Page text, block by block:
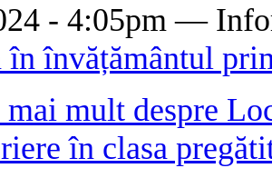
- 4:05pm —
în învățământul
mai mult despre
în clasa